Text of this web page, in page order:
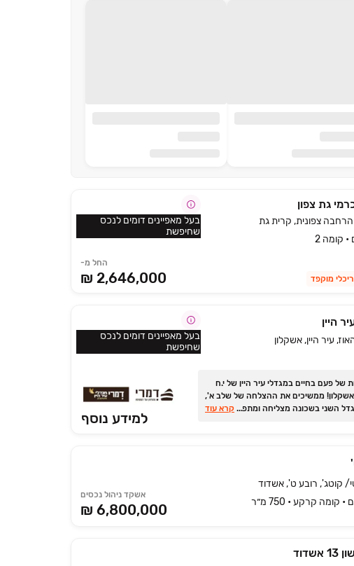
גת צפון
הרחבה צפונית, קרית גת
החל מ-
2,646,000 ₪ מוקפד
בעל מאפיינים דומים לנכס
שחיפשת
היין
עיר היין, אשקלון
של פעם בחיים במגדלי עיר היין של י.ח
ממשיכים את ההצלחה של שלב א',
השני בשכונה מצליחה ומתפתחת
... קרא עוד
למידע נוסף
בעל מאפיינים דומים לנכס
שחיפשת
אשקד ניהול נכסים
₪ 6,800,000
קוטג', רובע ט', אשדוד